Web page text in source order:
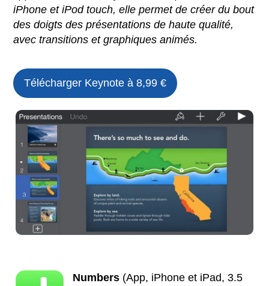
iPhone et iPod touch, elle permet de créer du bout
des doigts des présentations de haute qualité,
avec transitions et graphiques animés.
Télécharger Keynote à 8,99 €
Numbers (App, iPhone et iPad, 3.5